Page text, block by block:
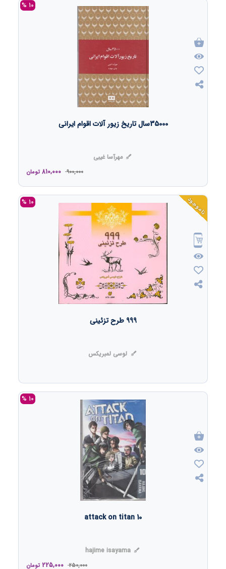
10 %
35000سال تاریخ زیور آلات اقوام ایرانی
مهرآسا غیبی
900,000
810,000 تومان
ناموجود 10 %
999 طرح تزئینی
لوسی لمبریکس
10 %
attack on titan 10
hajime isayama
250,000
225,000 تومان